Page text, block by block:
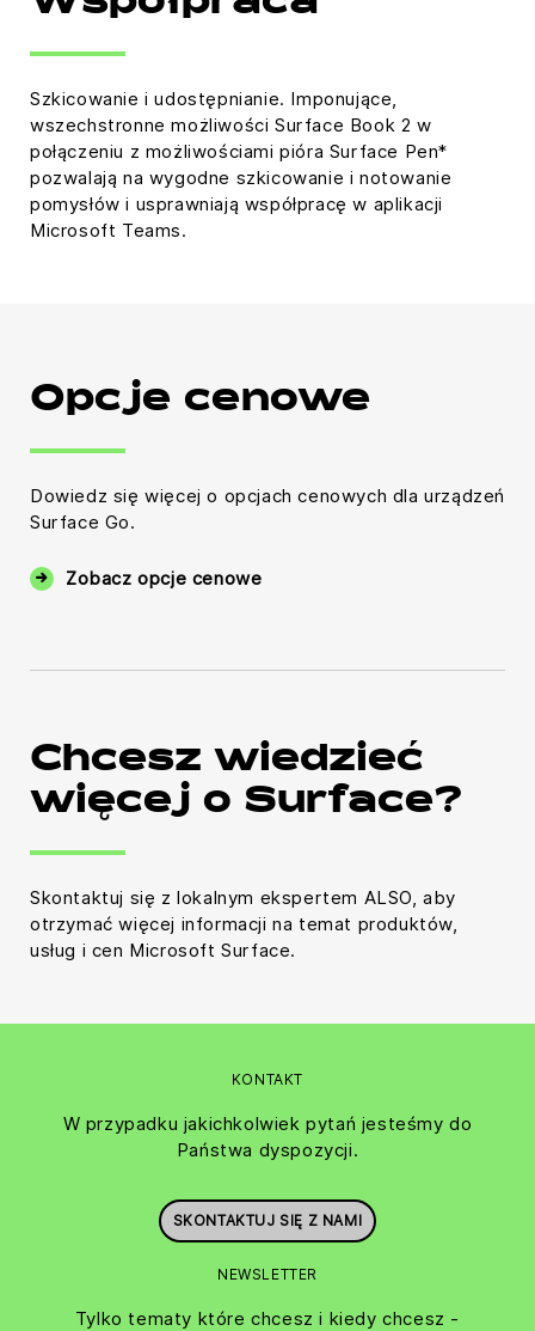
Szkicowanie i udostępnianie. Imponujące,
wszechstronne możliwości Surface Book 2 w
połączeniu z możliwościami pióra Surface Pen*
pozwalają na wygodne szkicowanie i notowanie
pomysłów i usprawniają współpracę w aplikacji
Microsoft Teams.
Opcje cenowe
Dowiedz się więcej o opcjach cenowych dla urządzeń
Surface Go.
Zobacz opcje cenowe
Chcesz wiedzieć
więcej o Surface?
Skontaktuj się z lokalnym ekspertem ALSO, aby
otrzymać więcej informacji na temat produktów,
usług i cen Microsoft Surface.
KONTAKT
W przypadku jakichkolwiek pytań jesteśmy do
Państwa dyspozycji.
SKONTAKTUJ SIĘ Z NAMI
NEWSLETTER
Tylko tematy które chcesz i kiedy chcesz -